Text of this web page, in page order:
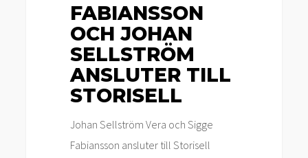
FABIANSSON
OCH JOHAN
SELLSTRÖM
ANSLUTER TILL
STORISELL
Johan Sellström Vera och Sigge
Fabiansson ansluter till Storisell